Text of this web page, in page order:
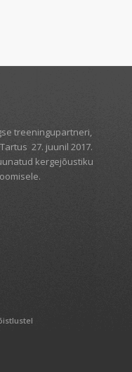
treeningupartneri,
27. juunil 2017.
kergejõustiku